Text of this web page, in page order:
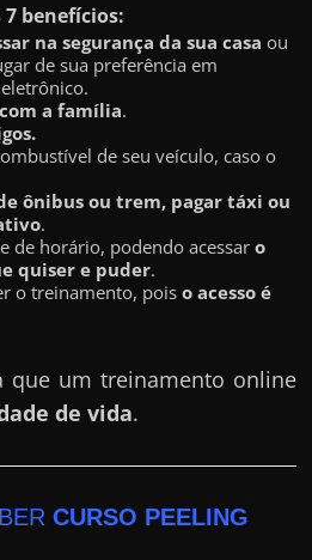
benefícios:
na segurança da sua casa ou
de sua preferência em
a família.
de seu veículo, caso o
ônibus ou trem, pagar táxi ou
.
de horário, podendo acessaro
quiser e puder.
o treinamento, poiso acesso é
que um treinamento online
de vida.
CURSO PEELING